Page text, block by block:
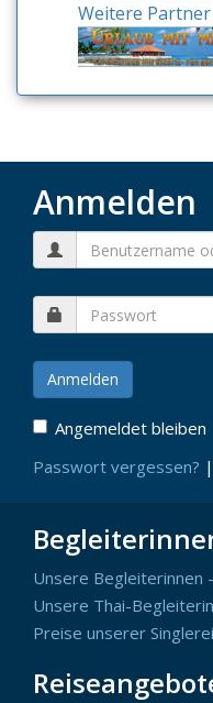
Weitere Partner
Anmelden
Angemeldet bleiben
Passwort vergessen? |
Unsere Begleiterinnen
Unsere Thai-
Preise unserer